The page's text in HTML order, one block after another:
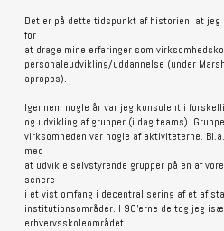
Det er på dette tidspunkt af historien, at
for
at drage mine erfaringer som
personaleudvikling/uddannelse (under
apropos).
Igennem nogle år var jeg konsulent i
og udvikling af grupper (i dag teams).
virksomheden var nogle af aktiviteterne.
med
at udvikle selvstyrende grupper på en af
senere
i et vist omfang i decentralisering af et af
institutionsområder. I 90'erne deltog jeg
erhvervsskoleområdet.